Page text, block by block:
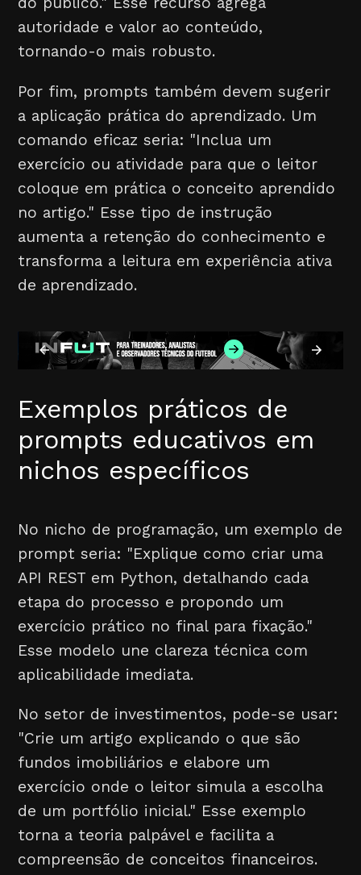
autoridade e valor ao conteúdo,
tornando-o mais robusto.
Por fim, prompts também devem sugerir
a aplicação prática do aprendizado. Um
comando eficaz seria: "Inclua um
exercício ou atividade para que o leitor
coloque em prática o conceito aprendido
no artigo." Esse tipo de instrução
aumenta a retenção do conhecimento e
transforma a leitura em experiência ativa
de aprendizado.
Exemplos práticos de
prompts educativos em
nichos específicos
No nicho de programação, um exemplo de
prompt seria: "Explique como criar uma
API REST em Python, detalhando cada
etapa do processo e propondo um
exercício prático no final para fixação."
Esse modelo une clareza técnica com
aplicabilidade imediata.
No setor de investimentos, pode-se usar:
"Crie um artigo explicando o que são
fundos imobiliários e elabore um
exercício onde o leitor simula a escolha
de um portfólio inicial." Esse exemplo
torna a teoria palpável e facilita a
compreensão de conceitos financeiros.